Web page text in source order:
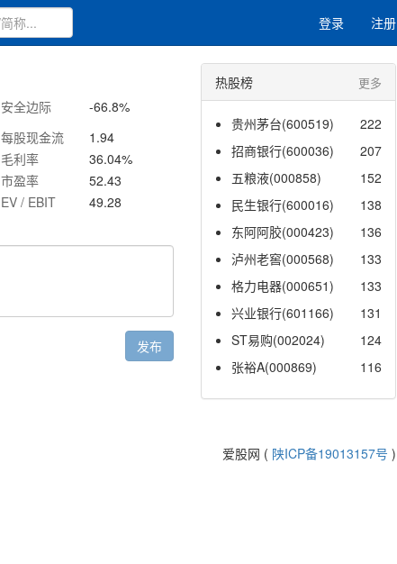
登录 注册
安全边际 -66.8%
每股现金流
1.94
毛利率 36.04%
市盈率
52.43
EV / EBIT
49.28
发布
热股榜 更多
贵州茅台(600519)
222
招商银行(600036)
207
五粮液(000858)
152
民生银行(600016)
138
东阿阿胶(000423)
136
泸州老窖(000568)
133
格力电器(000651)
133
兴业银行(601166)
131
ST易购(002024)
124
张裕A(000869)
116
爱股网 ( 陕ICP备19013157号 )